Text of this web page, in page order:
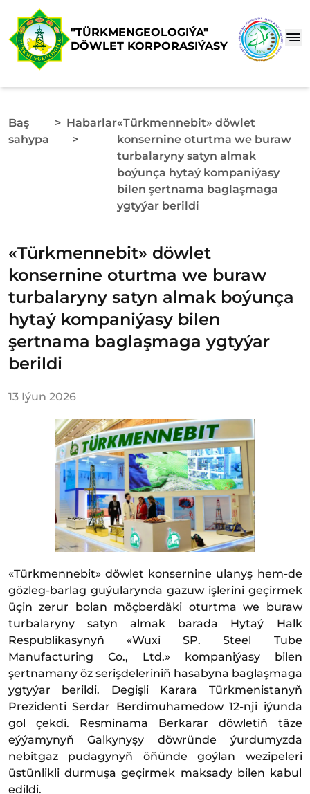
"TÜRKMENGEOLOGIÝA"
DÖWLET KORPORASIÝASY
Baş
sahypa
> Habarlar
>
«Türkmennebit» döwlet
konsernine oturtma we buraw
turbalaryny satyn almak
boýunça hytaý kompaniýasy
bilen şertnama baglaşmaga
ygtyýar berildi
«Türkmennebit» döwlet
konsernine oturtma we buraw
turbalaryny satyn almak boýunça
hytaý kompaniýasy bilen
şertnama baglaşmaga ygtyýar
berildi
13 Iýun 2026
«Türkmennebit» döwlet konsernine ulanyş hem-de
gözleg-barlag guýularynda gazuw işlerini geçirmek
üçin zerur bolan möçberdäki oturtma we buraw
turbalaryny satyn almak barada Hytaý Halk
Respublikasynyň «Wuхi SP. Steel Tube
Manufaсturing Сo., Ltd.» kompaniýasy bilen
şertnamany öz serişdeleriniň hasabyna baglaşmaga
ygtyýar berildi. Degişli Karara Türkmenistanyň
Prezidenti Serdar Berdimuhamedow 12-nji iýunda
gol çekdi. Resminama Berkarar döwletiň täze
eýýamynyň Galkynyşy döwründe ýurdumyzda
nebitgaz pudagynyň öňünde goýlan wezipeleri
üstünlikli durmuşa geçirmek maksady bilen kabul
edildi.